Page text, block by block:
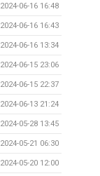
2024-06-16 16:48
2024-06-16 16:43
2024-06-16 13:34
2024-06-15 23:06
2024-06-15 22:37
2024-06-13 21:24
2024-05-28 13:45
2024-05-21 06:30
2024-05-20 12:00